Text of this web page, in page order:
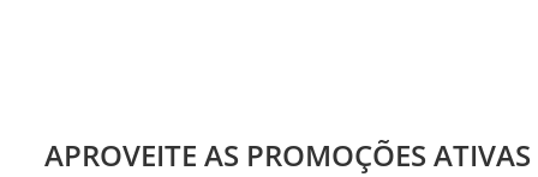
APROVEITE AS PROMOÇÕES ATIVAS